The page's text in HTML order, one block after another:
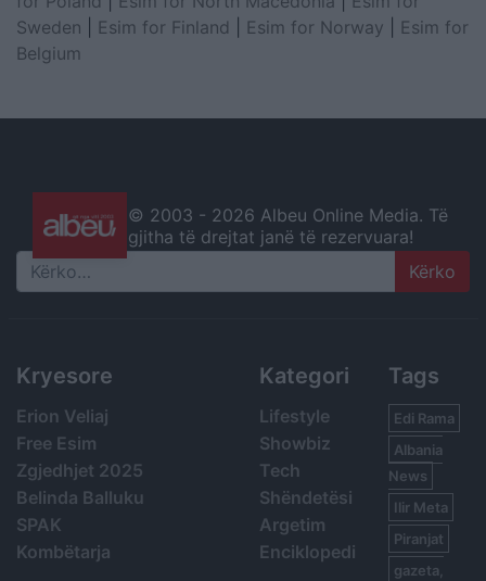
Sweden
Esim for Finland Esim for Norway
Esim for
Belgium
© 2003 - 2026 Albeu Online Media. Të
gjitha të drejtat janë të rezervuara!
Search
Kryesore
Erion Veliaj
Free Esim
Zgjedhjet 2025
Belinda Balluku
SPAK
Kombëtarja
Kategori
Lifestyle
Showbiz
Tech
Shëndetësi
Argetim
Enciklopedi
Tags
Edi Rama
Albania
News
Ilir Meta
Piranjat
gazeta,